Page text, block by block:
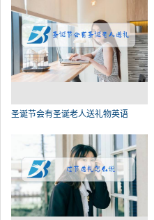
圣诞节会有圣诞老人送礼物英语